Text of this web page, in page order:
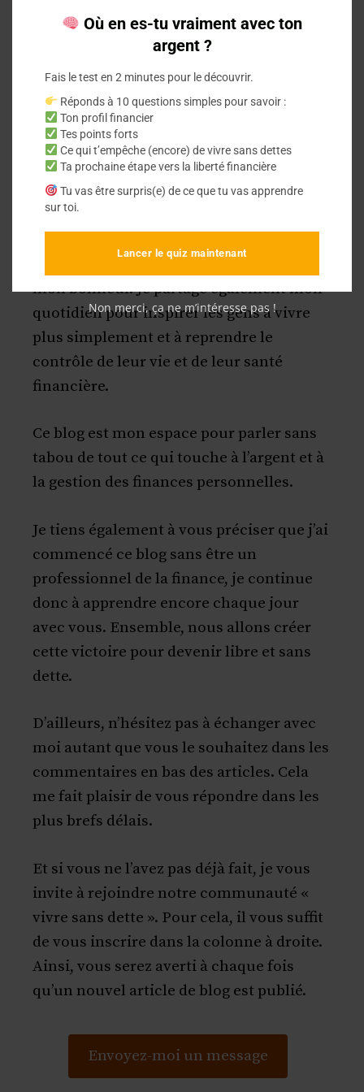
dettes, j’ai cherché des solutions et je suis
passé à l’action en pratiquant un mode de
vie quotidien pour diminuer mes
dépenses et mettre en place différentes
techniques et stratégies pour augmenter
mes revenus. Grâce à ces stratégies j’ai
réussi à me libérer de mes dettes,
accumuler de bonnes sommes d’argent et
d’être en mesure d’investir.
Maintenant je me sens libre et je trouve
mon bonheur. Je partage également mon
quotidien pour inspirer les gens à vivre
plus simplement et à reprendre le
contrôle de leur vie et de leur santé
financière.
Ce blog est mon espace pour parler sans
tabou de tout ce qui touche à l’argent et à
la gestion des finances personnelles.
Je tiens également à vous préciser que j’ai
commencé ce blog sans être un
professionnel de la finance, je continue
donc à apprendre encore chaque jour
avec vous. Ensemble, nous allons créer
cette victoire pour devenir libre et sans
dette.
D’ailleurs, n’hésitez pas à échanger avec
moi autant que vous le souhaitez dans les
commentaires en bas des articles. Cela
me fait plaisir de vous répondre dans les
plus brefs délais.
Et si vous ne l’avez pas déjà fait, je vous
invite à rejoindre notre communauté «
vivre sans dette ». Pour cela, il vous suffit
de vous inscrire dans la colonne à droite.
Ainsi, vous serez averti à chaque fois
qu’un nouvel article de blog est publié.
Envoyez-moi un message
Où en es-tu vraiment avec ton
argent ?
Fais le test en 2 minutes pour le découvrir.
Réponds à 10 questions simples pour savoir :
Ton profil financier
Tes points forts
Ce qui t’empêche (encore) de vivre sans dettes
Ta prochaine étape vers la liberté financière
Tu vas être surpris(e) de ce que tu vas apprendre
sur toi.
Lancer le quiz maintenant
Non merci, ça ne m’intéresse pas !